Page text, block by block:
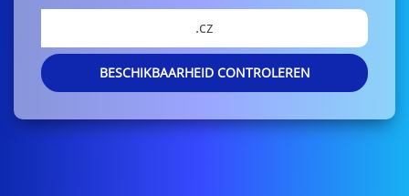
.cz
BESCHIKBAARHEID CONTROLEREN